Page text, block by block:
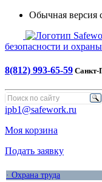
Обычная версия
безопасности и
8(812) 993-65-59 Санкт-
ipb1@safework.ru
Моя корзина
Подать заявку
· Охрана труда